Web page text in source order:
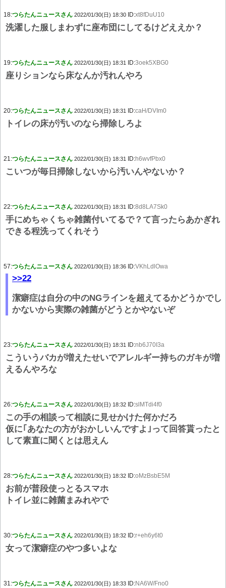
18:つらたんニュースさん 2022/01/30(日) 18:30 ID:xt8fDuU10
洗濯した服しまわずに座布団にしてるけどええか？
19:つらたんニュースさん 2022/01/30(日) 18:31 ID:3oek5XBG0
座りションなら床なんか汚れんやろ
20:つらたんニュースさん 2022/01/30(日) 18:31 ID:caH/DVIm0
トイレの床が汚いのなら掃除しろよ
21:つらたんニュースさん 2022/01/30(日) 18:31 ID:h6wvfPbx0
こいつが毎日掃除しないから汚いんやないか？
22:つらたんニュースさん 2022/01/30(日) 18:31 ID:8d8LA7Sk0
手にめちゃくちゃ雑菌付いてるで？て言ったらあかぎれ
できる程洗ってくれそう
57:つらたんニュースさん 2022/01/30(日) 18:36 ID:VKhLdlOwa
>>22
潔癖症は自分の中のNGラインを超えてるかどうかでし
かないから実際の雑菌がどうとかやないぞ
23:つらたんニュースさん 2022/01/30(日) 18:31 ID:nb6J70I3a
こういうバカが増えたせいでアレルギー持ちのガキが増
えるんやろな
26:つらたんニュースさん 2022/01/30(日) 18:32 ID:slMTdi4f0
この手の相談って相談に見せかけた何かだろ
仮に｢あなたの方がおかしいんですよ｣って回答貰ったと
して素直に聞くとは思えん
28:つらたんニュースさん 2022/01/30(日) 18:32 ID:oMzBsbE5M
お前が普段使っとるスマホ
トイレ並に雑菌まみれやで
30:つらたんニュースさん 2022/01/30(日) 18:32 ID:r+eh6y6t0
女って潔癖症のやつ多いよな
31:つらたんニュースさん 2022/01/30(日) 18:33 ID:NA6W/Fno0